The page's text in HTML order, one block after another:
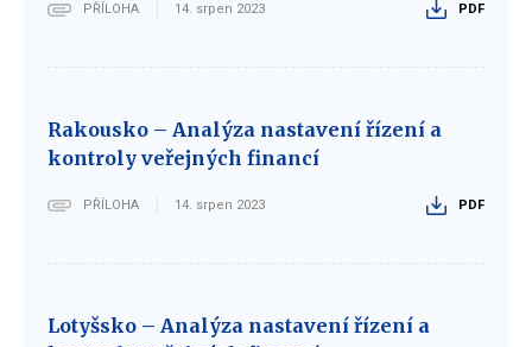
PŘÍLOHA 14. srpen 2023 PDF
Rakousko – Analýza nastavení řízení a
kontroly veřejných financí
PŘÍLOHA 14. srpen 2023 PDF
Lotyšsko – Analýza nastavení řízení a